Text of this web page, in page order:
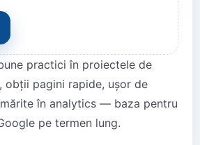
practici în proiectele de
, obții pagini rapide, ușor de
în analytics — baza pentru
pe termen lung.